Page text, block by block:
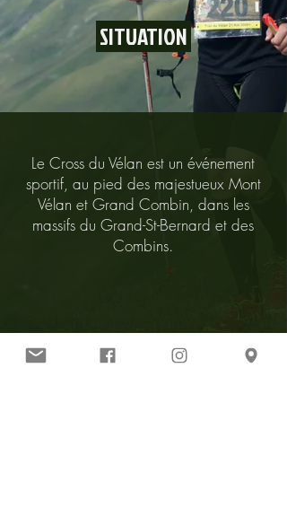
SITUATION
Le Cross du Vélan est un événement
sportif, au pied des majestueux Mont
Vélan et Grand Combin, dans les
massifs du Grand-St-Bernard et des
Combins.